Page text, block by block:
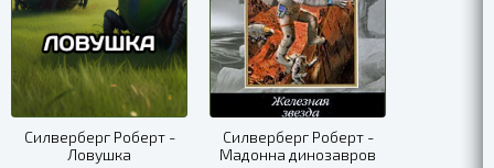
0011
0012
0013
0014
Силверберг Роберт -
Ловушка
Силверберг Роберт -
Мадонна динозавров